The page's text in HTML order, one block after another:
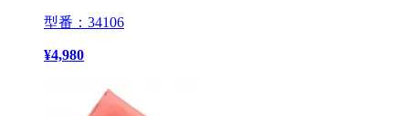
型番：34106
¥4,980